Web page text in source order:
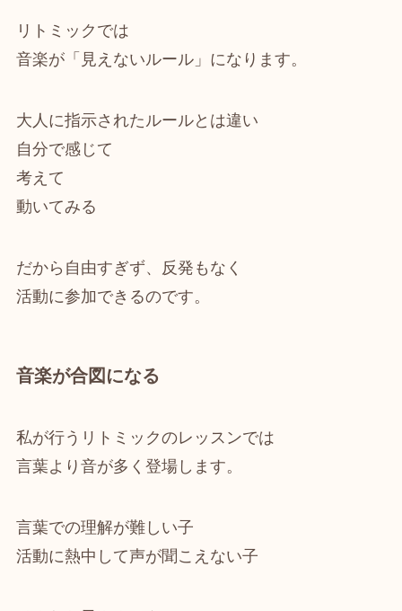
リトミックでは
音楽が「見えないルール」になります。
大人に指示されたルールとは違い
自分で感じて
考えて
動いてみる
だから自由すぎず、反発もなく
活動に参加できるのです。
音楽が合図になる
私が行うリトミックのレッスンでは
言葉より音が多く登場します。
言葉での理解が難しい子
活動に熱中して声が聞こえない子